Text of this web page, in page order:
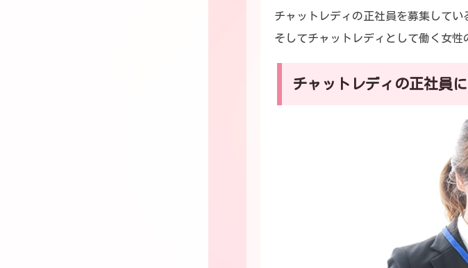
チャットレディの正社員を募集してい
そしてチャットレディとして働く女性
チャットレディの正社員